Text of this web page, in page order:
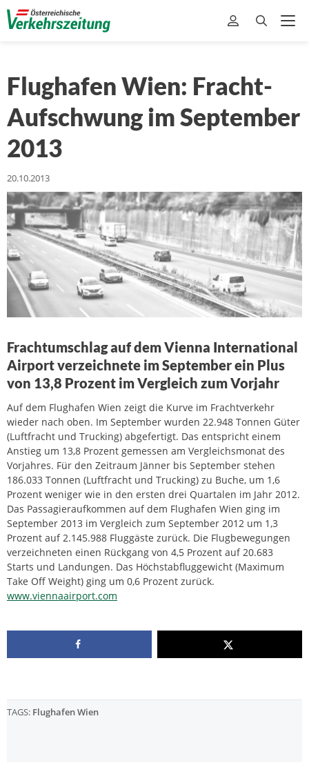
Flughafen Wien: Fracht-
Aufschwung im September
2013
20.10.2013
Frachtumschlag auf dem Vienna International
Airport verzeichnete im September ein Plus
von 13,8 Prozent im Vergleich zum Vorjahr
Auf dem Flughafen Wien zeigt die Kurve im Frachtverkehr
wieder nach oben. Im September wurden 22.948 Tonnen Güter
(Luftfracht und Trucking) abgefertigt. Das entspricht einem
Anstieg um 13,8 Prozent gemessen am Vergleichsmonat des
Vorjahres. Für den Zeitraum Jänner bis September stehen
186.033 Tonnen (Luftfracht und Trucking) zu Buche, um 1,6
Prozent weniger wie in den ersten drei Quartalen im Jahr 2012.
Das Passagieraufkommen auf dem Flughafen Wien ging im
September 2013 im Vergleich zum September 2012 um 1,3
Prozent auf 2.145.988 Fluggäste zurück. Die Flugbewegungen
verzeichneten einen Rückgang von 4,5 Prozent auf 20.683
Starts und Landungen. Das Höchstabfluggewicht (Maximum
Take Off Weight) ging um 0,6 Prozent zurück.
www.viennaairport.com
TAGS: Flughafen Wien